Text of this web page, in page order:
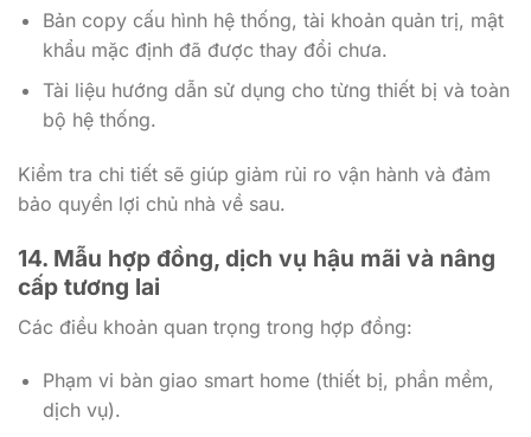
Bản copy cấu hình hệ thống, tài khoản quản trị, mật
khẩu mặc định đã được thay đổi chưa.
Tài liệu hướng dẫn sử dụng cho từng thiết bị và toàn
bộ hệ thống.
Kiểm tra chi tiết sẽ giúp giảm rủi ro vận hành và đảm
bảo quyền lợi chủ nhà về sau.
14. Mẫu hợp đồng, dịch vụ hậu mãi và nâng
cấp tương lai
Các điều khoản quan trọng trong hợp đồng:
Phạm vi bàn giao smart home (thiết bị, phần mềm,
dịch vụ).